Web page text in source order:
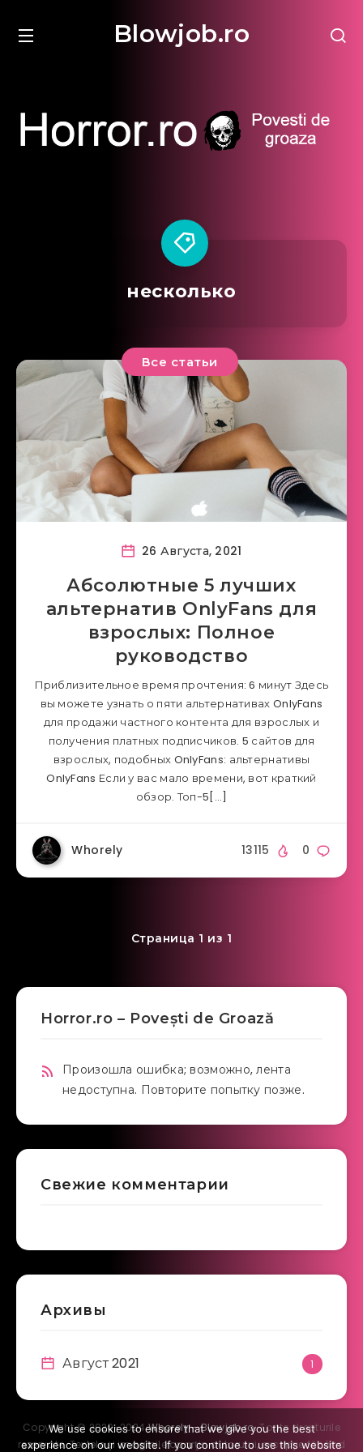
Blowjob.ro
несколько
Все статьи
26 Августа, 2021
Абсолютные 5 лучших
альтернатив OnlyFans для
взрослых: Полное
руководство
Приблизительное время прочтения: 6 минут Здесь
вы можете узнать о пяти альтернативах OnlyFans
для продажи частного контента для взрослых и
получения платных подписчиков. 5 сайтов для
взрослых, подобных OnlyFans: альтернативы
OnlyFans Если у вас мало времени, вот краткий
обзор. Топ-5[…]
Whorely 0
13115
Страница 1 из 1
Horror.ro – Povești de Groază
Произошла ошибка; возможно, лента
недоступна. Повторите попытку позже.
Свежие комментарии
Архивы
Август 2021 1
Copyright © 2020-2024Whorely - Blowjob.ro. Toate drepturile
rezervate. Textele şi imaginile aparţin autorului, excepţie făcând
We use cookies to ensure that we give you the best
experience on our website. If you continue to use this website